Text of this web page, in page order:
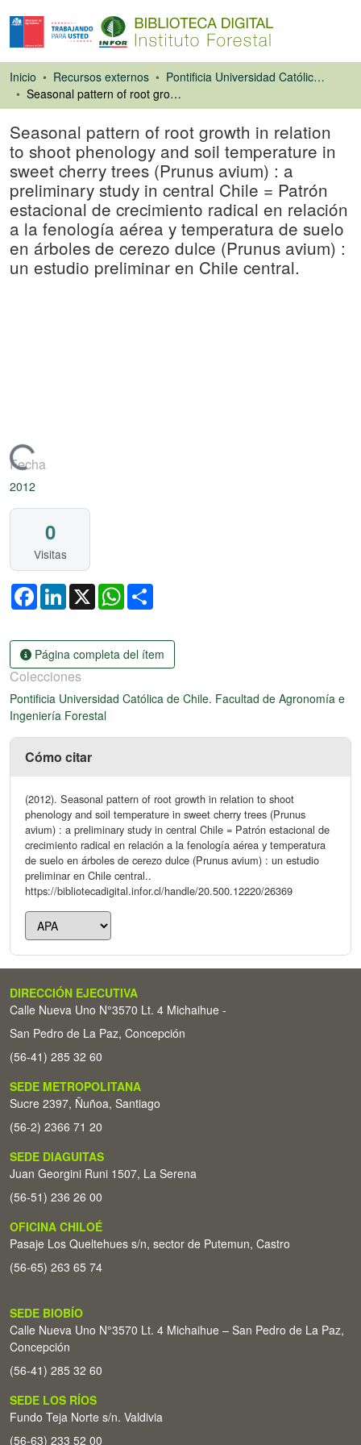
Inicio Recursos externos
Pontificia Universidad Católica de Chile. Facultad de Agronomía e Ingeniería Forestal
Seasonal pattern of root growth in relation to shoot phenology and soil temperature in sweet cherry trees (Prunus avium) : a preliminary study in central Chile = Patrón estacional de crecimiento radical en relación a la fenología aérea y temperatura de suelo en árboles de cerezo dulce (Prunus avium) : un estudio preliminar en Chile central.
Seasonal pattern of root growth in relation
to shoot phenology and soil temperature in
sweet cherry trees (Prunus avium) : a
preliminary study in central Chile = Patrón
estacional de crecimiento radical en relación
a la fenología aérea y temperatura de suelo
en árboles de cerezo dulce (Prunus avium) :
un estudio preliminar en Chile central.
Cargando...
Fecha
2012
0
Visitas
FacebookLinkedIn
X WhatsApp
Página completa del ítem
Colecciones
Pontificia Universidad Católica de Chile. Facultad de Agronomía e
Ingeniería Forestal
Cómo citar
(2012). Seasonal pattern of root growth in relation to shoot
phenology and soil temperature in sweet cherry trees (Prunus
avium) : a preliminary study in central Chile = Patrón estacional de
crecimiento radical en relación a la fenología aérea y temperatura
de suelo en árboles de cerezo dulce (Prunus avium) : un estudio
preliminar en Chile central..
https://bibliotecadigital.infor.cl/handle/20.500.12220/26369
DIRECCIÓN EJECUTIVA
Calle Nueva Uno N°3570 Lt. 4 Michaihue -
San Pedro de La Paz, Concepción
(56-41) 285 32 60
SEDE METROPOLITANA
Sucre 2397, Ñuñoa, Santiago
(56-2) 2366 71 20
SEDE DIAGUITAS
Juan Georgini Runi 1507, La Serena
(56-51) 236 26 00
OFICINA CHILOÉ
Pasaje Los Queltehues s/n, sector de Putemun, Castro
(56-65) 263 65 74
SEDE BIOBÍO
Calle Nueva Uno N°3570 Lt. 4 Michaihue – San Pedro de La Paz,
Concepción
(56-41) 285 32 60
SEDE LOS RÍOS
Fundo Teja Norte s/n. Valdivia
(56-63) 233 52 00